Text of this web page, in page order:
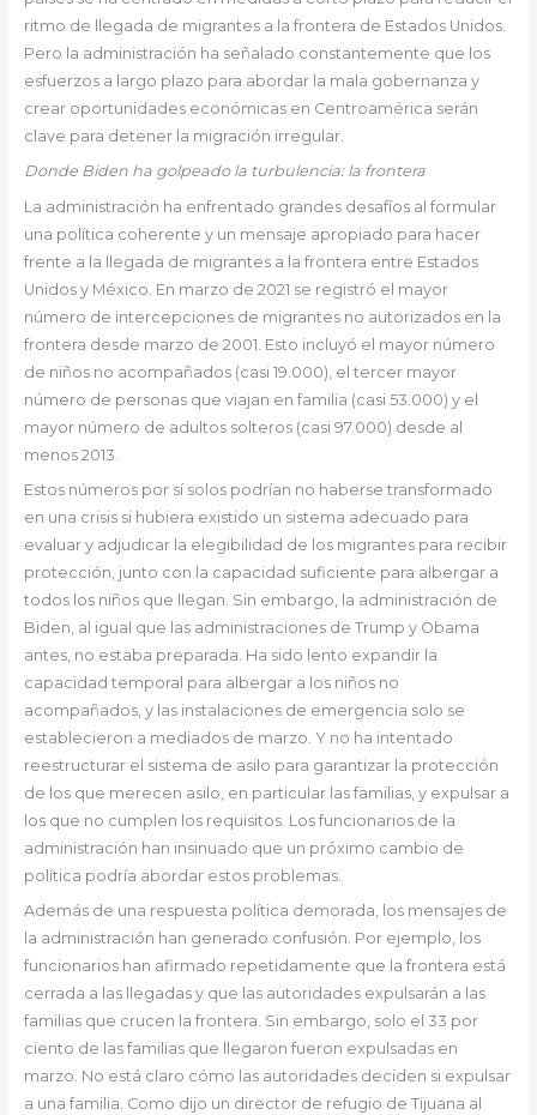
ritmo de llegada de migrantes a la frontera de Estados Unidos.
Pero la administración ha señalado constantemente que los
esfuerzos a largo plazo para abordar la mala gobernanza y
crear oportunidades económicas en Centroamérica serán
clave para detener la migración irregular.
Donde Biden ha golpeado la turbulencia: la frontera
La administración ha enfrentado grandes desafíos al formular
una política coherente y un mensaje apropiado para hacer
frente a la llegada de migrantes a la frontera entre Estados
Unidos y México. En marzo de 2021 se registró el mayor
número de intercepciones de migrantes no autorizados en la
frontera desde marzo de 2001. Esto incluyó el mayor número
de niños no acompañados (casi 19.000), el tercer mayor
número de personas que viajan en familia (casi 53.000) y el
mayor número de adultos solteros (casi 97.000) desde al
menos 2013.
Estos números por sí solos podrían no haberse transformado
en una crisis si hubiera existido un sistema adecuado para
evaluar y adjudicar la elegibilidad de los migrantes para recibir
protección, junto con la capacidad suficiente para albergar a
todos los niños que llegan. Sin embargo, la administración de
Biden, al igual que las administraciones de Trump y Obama
antes, no estaba preparada. Ha sido lento expandir la
capacidad temporal para albergar a los niños no
acompañados, y las instalaciones de emergencia solo se
establecieron a mediados de marzo. Y no ha intentado
reestructurar el sistema de asilo para garantizar la protección
de los que merecen asilo, en particular las familias, y expulsar a
los que no cumplen los requisitos. Los funcionarios de la
administración han insinuado que un próximo cambio de
política podría abordar estos problemas.
Además de una respuesta política demorada, los mensajes de
la administración han generado confusión. Por ejemplo, los
funcionarios han afirmado repetidamente que la frontera está
cerrada a las llegadas y que las autoridades expulsarán a las
familias que crucen la frontera. Sin embargo, solo el 33 por
ciento de las familias que llegaron fueron expulsadas en
marzo. No está claro cómo las autoridades deciden si expulsar
a una familia. Como dijo un director de refugio de Tijuana al